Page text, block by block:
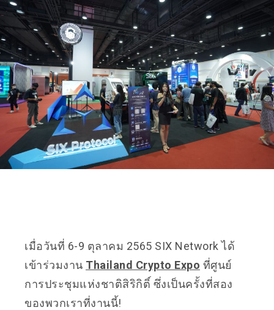
เมื่อวันที่ 6-9 ตุลาคม 2565 SIX Network ได้
เข้าร่วมงาน Thailand Crypto Expo ที่ศูนย์
การประชุมแห่งชาติสิริกิติ์ ซึ่งเป็นครั้งที่สอง
ของพวกเราที่งานนี้!